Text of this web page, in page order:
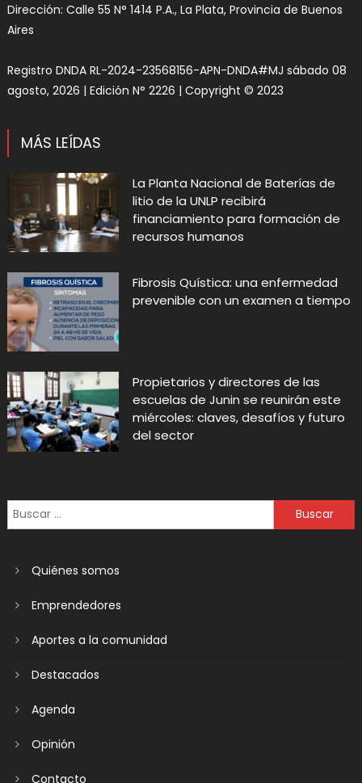
Dirección: Calle 55 N° 1414 P.A., La Plata, Provincia de Buenos
Aires
Registro DNDA RL-2024-23568156-APN-DNDA#MJ sábado 08
agosto, 2026 | Edición N° 2226 | Copyright © 2023
MÁS LEÍDAS
La Planta Nacional de Baterías de
litio de la UNLP recibirá
financiamiento para formación de
recursos humanos
Fibrosis Quística: una enfermedad
prevenible con un examen a tiempo
Propietarios y directores de las
escuelas de Junin se reunirán este
miércoles: claves, desafíos y futuro
del sector
Quiénes somos
Emprendedores
Aportes a la comunidad
Destacados
Agenda
Opinión
Contacto